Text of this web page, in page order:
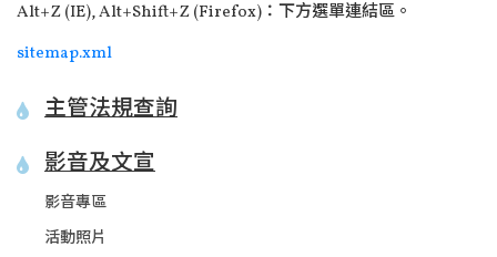
Alt+Z (IE), Alt+Shift+Z (Firefox)：下方選單連結區。
sitemap.xml
主管法規查詢
影音及文宣
影音專區
活動照片